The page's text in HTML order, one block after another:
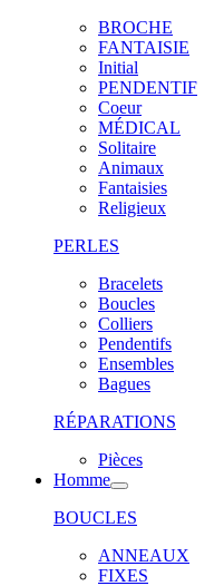
BROCHE
FANTAISIE
Initial
PENDENTIF
Coeur
MÉDICAL
Solitaire
Animaux
Fantaisies
Religieux
PERLES
Bracelets
Boucles
Colliers
Pendentifs
Ensembles
Bagues
RÉPARATIONS
Pièces
Homme
BOUCLES
ANNEAUX
FIXES